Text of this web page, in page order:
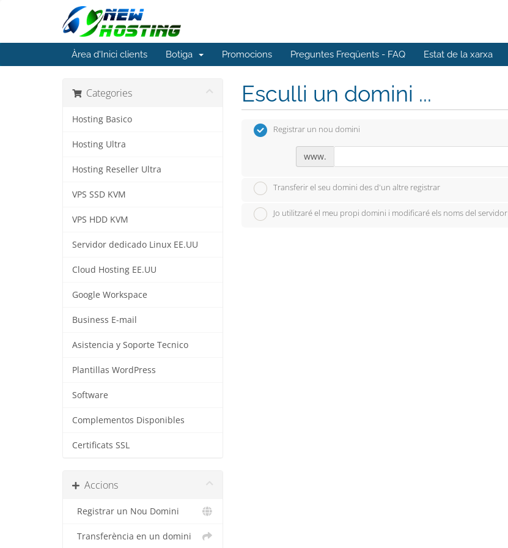
Àrea d'Inici clients Botiga Promocions Preguntes Freqüents - FAQ Estat de la xarxa
Categories
Hosting Basico
Hosting Ultra
Hosting Reseller Ultra
VPS SSD KVM
VPS HDD KVM
Servidor dedicado Linux EE.UU
Cloud Hosting EE.UU
Google Workspace
Business E-mail
Asistencia y Soporte Tecnico
Plantillas WordPress
Software
Complementos Disponibles
Certificats SSL
Accions
Registrar un Nou Domini
Transferència en un domini
Esculli un domini ...
Registrar un nou domini
www.
Transferir el seu domini des d'un altre registrar
Jo utilitzaré el meu propi domini i modificaré els noms del servidor